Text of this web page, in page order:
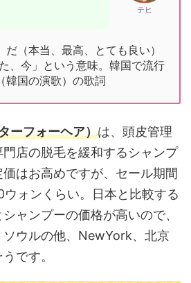
テヒ
だ（本当、最高、とても良い）
、今」という意味。韓国で流行
韓国の演歌）の歌詞
ーフォーヘア）は、頭皮管理
門店の脱毛を緩和するシャンプ
はお高めですが、セール期間
ォンくらい。日本と比較する
ャンプーの価格が高いので、
ソウルの他、NewYork、北京
です。